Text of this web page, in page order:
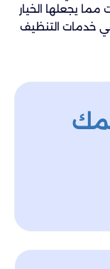
يجعلها الخيار
خدمات التنظيف